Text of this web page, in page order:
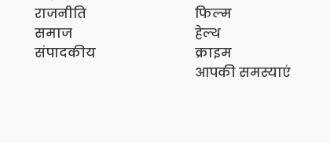
राजनीति
समाज
संपादकीय
फिल्म
हेल्थ
क्राइम
आपकी समस्याएं